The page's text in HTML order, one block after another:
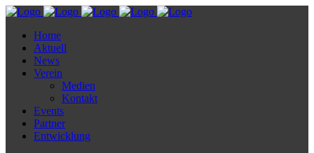
Home
Aktuell
News
Verein
Medien
Kontakt
Events
Partner
Entwicklung